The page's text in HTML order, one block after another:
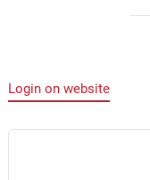
Login on website